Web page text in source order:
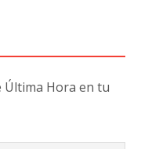
Última Hora en tu